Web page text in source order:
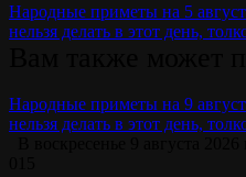
Народные приметы на 5
нельзя делать в этот день,
Народные приметы на 9
нельзя делать в этот день,